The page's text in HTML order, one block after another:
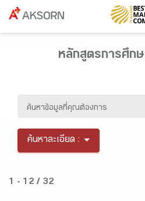
หลักสูตรการศึก
ค้นหาละเอียด :
1 - 12 / 32